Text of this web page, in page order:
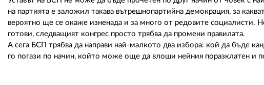
на партията е заложил такава вътрешнопартийна демокрация, за
вероятно ще се окаже изненада и за много от редовите социалисти.
готови, следващият конгрес просто трябва да промени правилата.
А сега БСП трябва да направи най-малкото два избора: кой да бъде
го погази по начин, който може още да влоши нейния поразклатен и